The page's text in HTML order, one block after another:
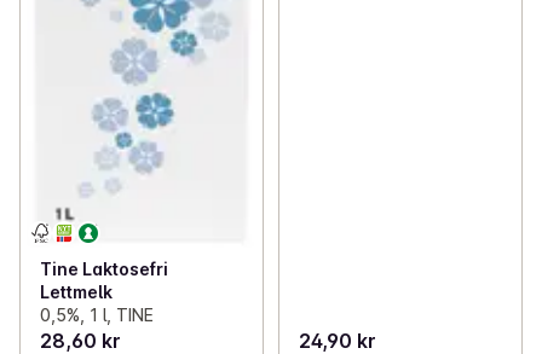
Tine Laktosefri
Lettmelk
0,5%, 1 l, TINE
28,60 kr 24,90 kr